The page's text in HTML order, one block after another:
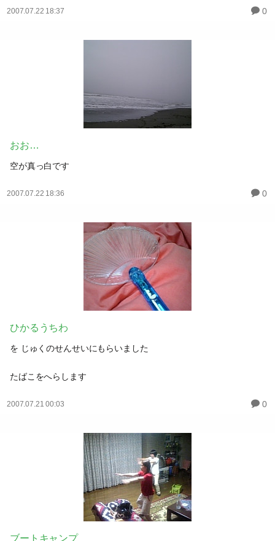
2007.07.22 18:37 0
おお…
空が真っ白です
2007.07.22 18:36 0
ひかるうちわ
を じゅくのせんせいにもらいました
たばこをへらします
2007.07.21 00:03 0
ブートキャンプ